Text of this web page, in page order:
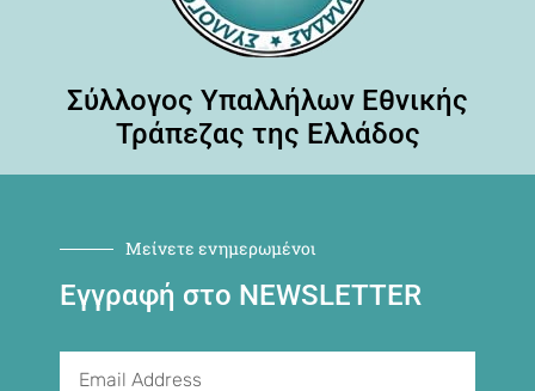
Σύλλογος Υπαλλήλων Εθνικής
Τράπεζας της Ελλάδος
Μείνετε ενημερωμένοι
Εγγραφή στο NEWSLETTER